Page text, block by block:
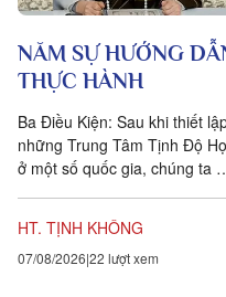
NĂM SỰ HƯỚNG
THỰC HÀNH
Ba Điều Kiện: Sau khi thiết
những Trung Tâm Tịnh Độ
ở một số quốc gia, chúng ta
hành giả Tịnh...
HT. TỊNH KHÔNG
07/08/2026 22 lượt xem